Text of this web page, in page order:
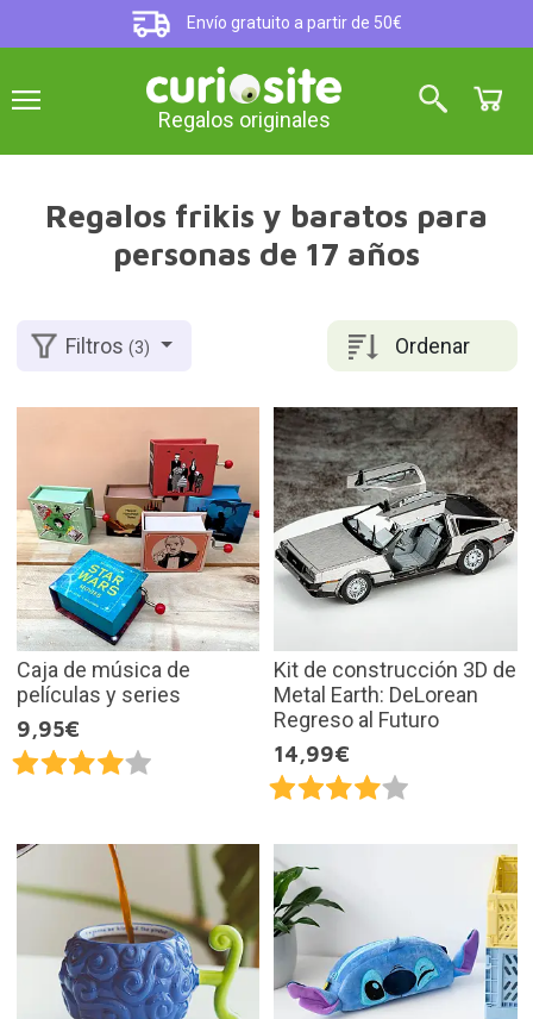
Envío gratuito a partir de 50€
Regalos originales
Regalos frikis y baratos para
personas de 17 años
Ordenar
Filtros(3)
Caja de música de
películas y series
9,95€
Kit de construcción 3D de
Metal Earth: DeLorean
Regreso al Futuro
14,99€